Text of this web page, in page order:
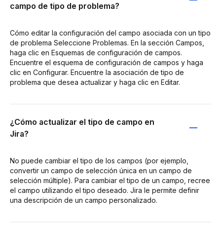
campo de tipo de problema?
Cómo editar la configuración del campo asociada con un tipo
de problema Seleccione Problemas. En la sección Campos,
haga clic en Esquemas de configuración de campos.
Encuentre el esquema de configuración de campos y haga
clic en Configurar. Encuentre la asociación de tipo de
problema que desea actualizar y haga clic en Editar.
¿Cómo actualizar el tipo de campo en
Jira?
No puede cambiar el tipo de los campos (por ejemplo,
convertir un campo de selección única en un campo de
selección múltiple). Para cambiar el tipo de un campo, recree
el campo utilizando el tipo deseado. Jira le permite definir
una descripción de un campo personalizado.